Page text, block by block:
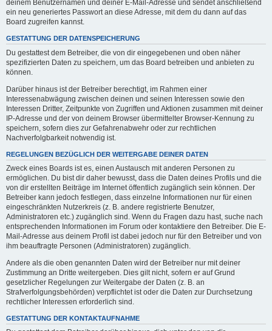
deinem Benutzernamen und deiner E-Mail-Adresse und sendet anschließend
ein neu generiertes Passwort an diese Adresse, mit dem du dann auf das
Board zugreifen kannst.
GESTATTUNG DER DATENSPEICHERUNG
Du gestattest dem Betreiber, die von dir eingegebenen und oben näher
spezifizierten Daten zu speichern, um das Board betreiben und anbieten zu
können.
Darüber hinaus ist der Betreiber berechtigt, im Rahmen einer
Interessenabwägung zwischen deinen und seinen Interessen sowie den
Interessen Dritter, Zeitpunkte von Zugriffen und Aktionen zusammen mit deiner
IP-Adresse und der von deinem Browser übermittelter Browser-Kennung zu
speichern, sofern dies zur Gefahrenabwehr oder zur rechtlichen
Nachverfolgbarkeit notwendig ist.
REGELUNGEN BEZÜGLICH DER WEITERGABE DEINER DATEN
Zweck eines Boards ist es, einen Austausch mit anderen Personen zu
ermöglichen. Du bist dir daher bewusst, dass die Daten deines Profils und die
von dir erstellten Beiträge im Internet öffentlich zugänglich sein können. Der
Betreiber kann jedoch festlegen, dass einzelne Informationen nur für einen
eingeschränkten Nutzerkreis (z. B. andere registrierte Benutzer,
Administratoren etc.) zugänglich sind. Wenn du Fragen dazu hast, suche nach
entsprechenden Informationen im Forum oder kontaktiere den Betreiber. Die E-
Mail-Adresse aus deinem Profil ist dabei jedoch nur für den Betreiber und von
ihm beauftragte Personen (Administratoren) zugänglich.
Andere als die oben genannten Daten wird der Betreiber nur mit deiner
Zustimmung an Dritte weitergeben. Dies gilt nicht, sofern er auf Grund
gesetzlicher Regelungen zur Weitergabe der Daten (z. B. an
Strafverfolgungsbehörden) verpflichtet ist oder die Daten zur Durchsetzung
rechtlicher Interessen erforderlich sind.
GESTATTUNG DER KONTAKTAUFNAHME